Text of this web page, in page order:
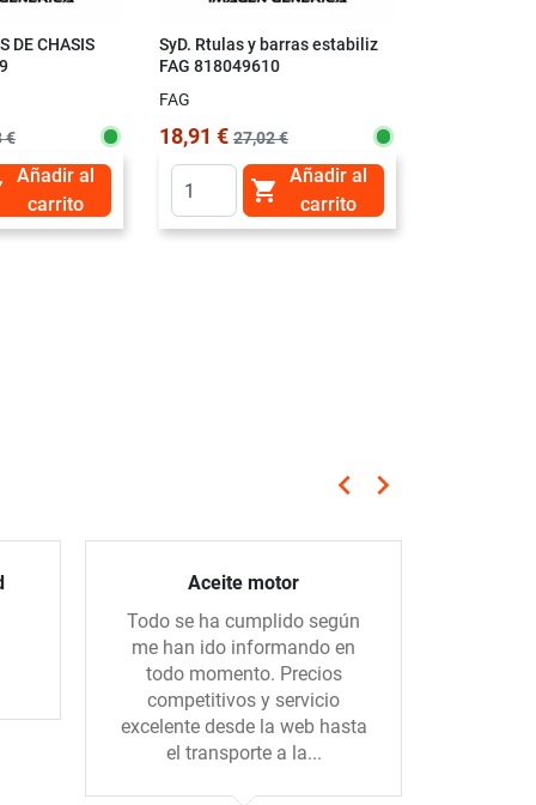
DE CHASIS
€
Añadir al
carrito
SyD. Rtulas y barras estabiliz
FAG 818049610
FAG
18,91 € 27,02 €

Añadir al
carrito
Anterior
keyboard_arrow_left Siguiente
keyboard_arrow_right
Aceite motor
Todo se ha cumplido según
me han ido informando en
todo momento. Precios
competitivos y servicio
excelente desde la web hasta
el transporte a la...